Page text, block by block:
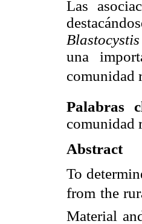
Las
Blastocystis
una
comunidad
Palabras
comunidad
Abstract
To
from the
Material